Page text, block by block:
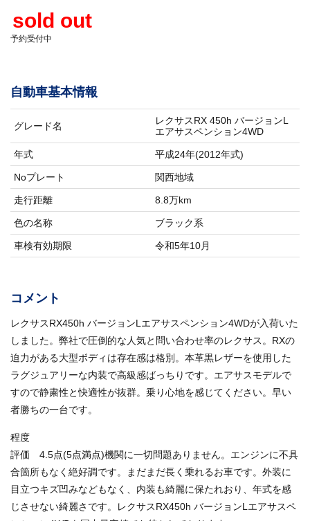
sold out
予約受付中
自動車基本情報
グレード名
レクサスRX 450h バージョンL
エアサスペンション4WD
年式 平成24年(2012年式)
Noプレート 関西地域
走行距離 8.8万km
色の名称 ブラック系
車検有効期限 令和5年10月
コメント
レクサスRX450h バージョンLエアサスペンション4WDが入荷いた
しました。弊社で圧倒的な人気と問い合わせ率のレクサス。RXの
迫力がある大型ボディは存在感は格別。本革黒レザーを使用した
ラグジュアリーな内装で高級感ばっちりです。エアサスモデルで
すので静粛性と快適性が抜群。乗り心地を感じてください。早い
者勝ちの一台です。
程度
評価 4.5点(5点満点)機関に一切問題ありません。エンジンに不具
合箇所もなく絶好調です。まだまだ長く乗れるお車です。外装に
目立つキズ凹みなどもなく、内装も綺麗に保たれおり、年式を感
じさせない綺麗さです。レクサスRX450h バージョンLエアサスペ